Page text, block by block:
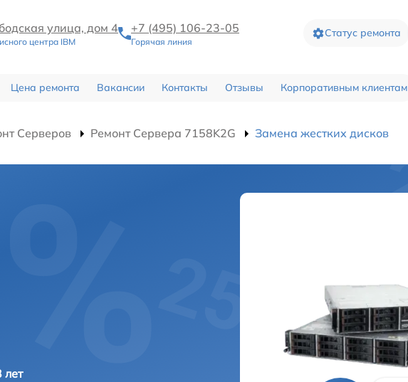
улица, дом 4
центра IBM
+7 (495) 106-23-05
Горячая линия
Статус ремонта
Цена ремонта Вакансии Контакты Отзывы Корпоративным клиентам
Серверов Ремонт Сервера 7158K2G Замена жестких дисков
лет